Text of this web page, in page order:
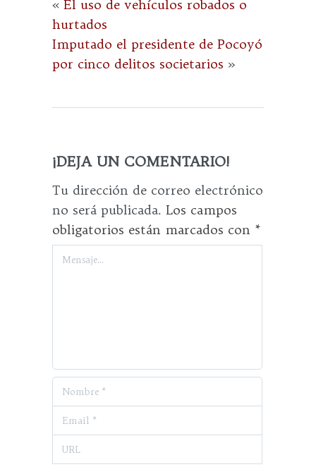
« El uso de vehículos robados o
hurtados
Imputado el presidente de Pocoyó
por cinco delitos societarios »
¡DEJA UN COMENTARIO!
Tu dirección de correo electrónico
no será publicada. Los campos
obligatorios están marcados con *